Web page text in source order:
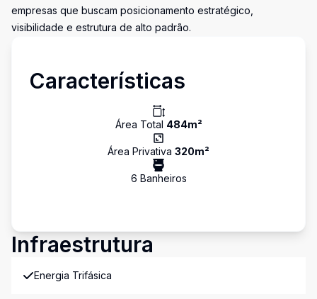
empresas que buscam posicionamento estratégico,
visibilidade e estrutura de alto padrão.
Características
Área Total 484m²
Área Privativa 320m²
6 Banheiros
Infraestrutura
Energia Trifásica